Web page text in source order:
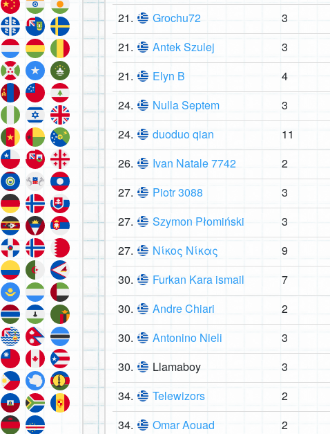
21. Grochu72 3
21. Antek Szulej 3
21. Elyn B 4
24. Nulla Septem 3
24. duoduo qian 11
26. Ivan Natale 7742 2
27. Piotr 3088 3
27. Szymon Płomiński 3
27. Νίκος Νίκας 9
30. Furkan Kara ismail 7
30. Andre Chiari 2
30. Antonino Nieli 3
30. Llamaboy 3
34. Telewizors 2
34. Omar Aouad 2